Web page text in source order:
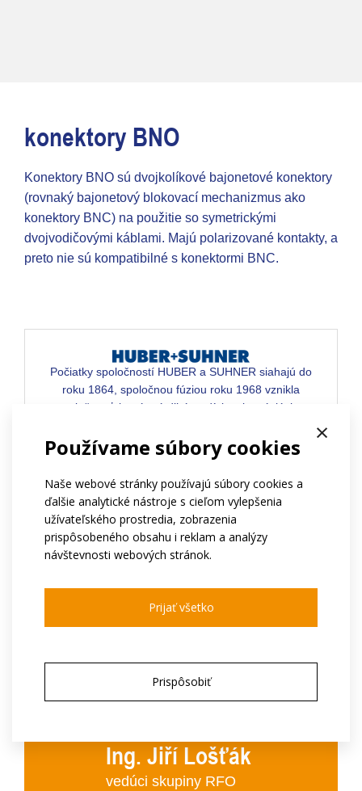
×
Používame súbory cookies
Naše webové stránky používajú súbory cookies a
ďalšie analytické nástroje s cieľom vylepšenia
užívateľského prostredia, zobrazenia
prispôsobeného obsahu i reklam a analýzy
návštevnosti webových stránok.
Prijať všetko
Prispôsobiť
konektory BNO
Konektory BNO sú dvojkolíkové bajonetové konektory
(rovnaký bajonetový blokovací mechanizmus ako
konektory BNC) na použitie so symetrickými
dvojvodičovými káblami. Majú polarizované kontakty, a
preto nie sú kompatibilné s konektormi BNC.
Počiatky spoločností HUBER a SUHNER siahajú do
roku 1864, spoločnou fúziou roku 1968 vznikla
spoločnosť, ktorá má dlhú tradíciu v inováciách a
oblasti metalickej, rádiofrekvenčnej i optickej
konektivity pre náročné aplikácie.
Pre aplikácie do 200MHz
75-130Ohm prevedenie
Ing. Jiří Lošťák
vedúci skupiny RFO